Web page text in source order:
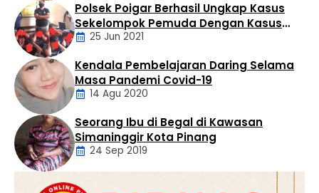
Artikel
Daerah
Polsek Poigar Berhasil Ungkap Kasus
Sekelompok Pemuda Dengan Kasus
Pencabulan
25 Jun 2021
Artikel
Kendala Pembelajaran Daring Selama
Masa Pandemi Covid-19
14 Agu 2020
Daerah
Seorang Ibu di Begal di Kawasan
Simaninggir Kota Pinang
24 Sep 2019